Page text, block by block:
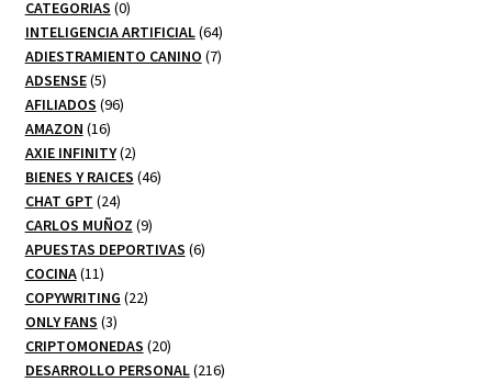
CATEGORIAS 00
productos
INTELIGENCIA ARTIFICIAL 6464
productos
ADIESTRAMIENTO CANINO 77
ADSENSE 55
productos
AFILIADOS 9696
AMAZON 1616
productos
AXIE INFINITY 22
productos
BIENES Y RAICES 4646
CHAT GPT 2424
productos
CARLOS MUÑOZ 99
productos
APUESTAS DEPORTIVAS 66
COCINA 1111
productos
COPYWRITING 2222
ONLY FANS 33
productos
CRIPTOMONEDAS 2020
productos
DESARROLLO PERSONAL 216216